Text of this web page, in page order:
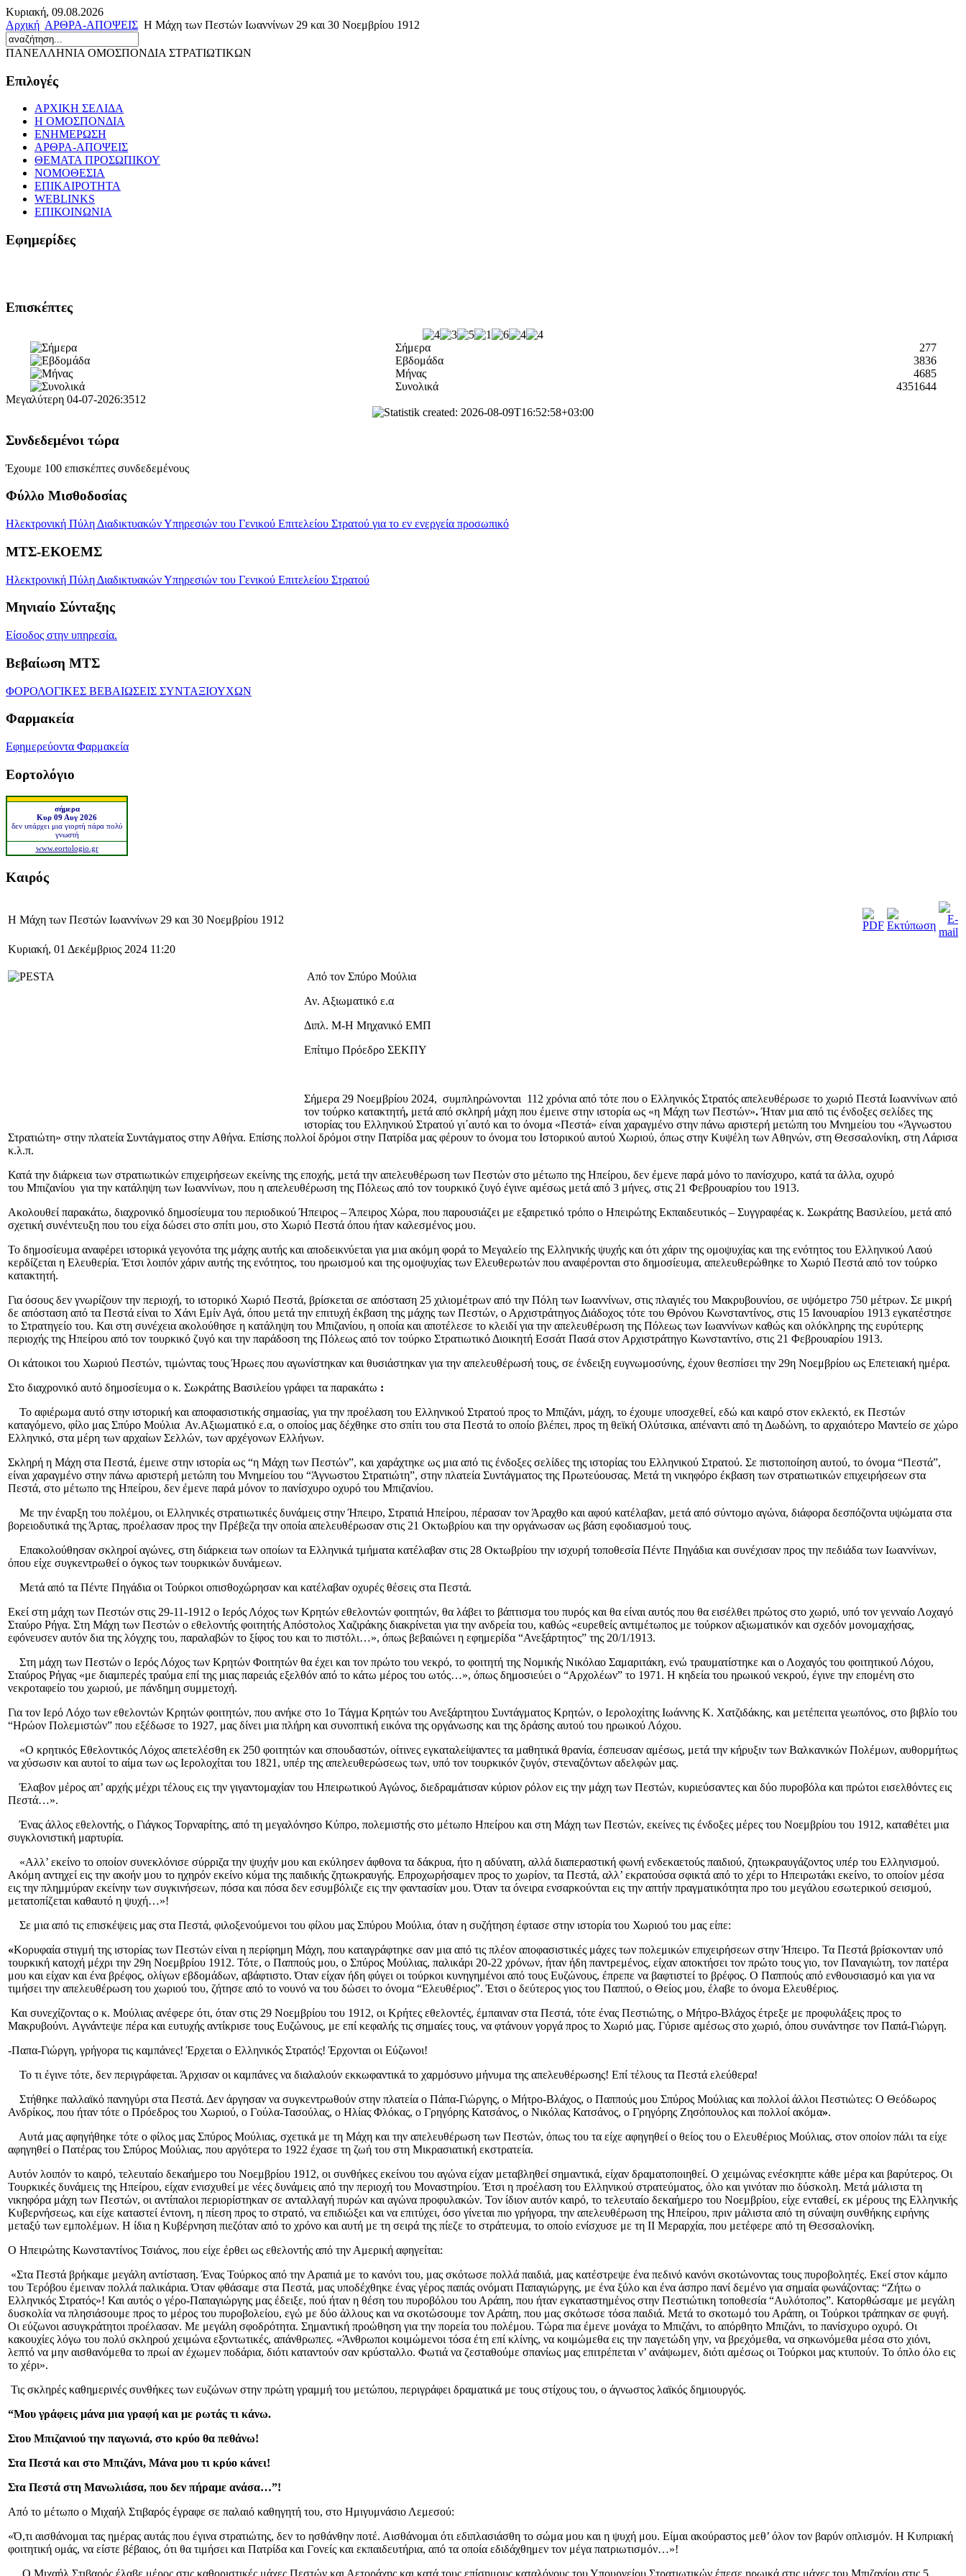
Κυριακή, 09.08.2026
Αρχική ΑΡΘΡΑ-ΑΠΟΨΕΙΣ Η Μάχη των Πεστών Ιωαννίνων 29 και 30 Νοεμβρίου 1912
ΠΑΝΕΛΛΗΝΙΑ ΟΜΟΣΠΟΝΔΙΑ ΣΤΡΑΤΙΩΤΙΚΩΝ
Επιλογές
ΑΡΧΙΚΗ ΣΕΛΙΔΑ
Η ΟΜΟΣΠΟΝΔΙΑ
ΕΝΗΜΕΡΩΣΗ
ΑΡΘΡΑ-ΑΠΟΨΕΙΣ
ΘΕΜΑΤΑ ΠΡΟΣΩΠΙΚΟΥ
ΝΟΜΟΘΕΣΙΑ
ΕΠΙΚΑΙΡΟΤΗΤΑ
WEBLINKS
ΕΠΙΚΟΙΝΩΝΙΑ
Εφημερίδες
Επισκέπτες
Σήμερα
277
Εβδομάδα
3836
Μήνας
4685
Συνολικά
4351644
Μεγαλύτερη 04-07-2026:3512
Συνδεδεμένοι τώρα
Έχουμε 100 επισκέπτες συνδεδεμένους
Φύλλο Μισθοδοσίας
Ηλεκτρονική Πύλη Διαδικτυακών Υπηρεσιών του Γενικού Επιτελείου Στρατού για το εν ενεργεία προσωπικό
ΜΤΣ-ΕΚΟΕΜΣ
Ηλεκτρονική Πύλη Διαδικτυακών Υπηρεσιών του Γενικού Επιτελείου Στρατού
Μηνιαίο Σύνταξης
Είσοδος στην υπηρεσία.
Βεβαίωση ΜΤΣ
ΦΟΡΟΛΟΓΙΚΕΣ ΒΕΒΑΙΩΣΕΙΣ ΣΥΝΤΑΞΙΟΥΧΩΝ
Φαρμακεία
Εφημερεύοντα Φαρμακεία
Εορτολόγιο
σήμερα
Κυρ 09 Αυγ 2026
δεν υπάρχει μια γιορτή πάρα πολύ
γνωστή
www.eortologio.gr
Καιρός
Η Μάχη των Πεστών Ιωαννίνων 29 και 30 Νοεμβρίου 1912
Κυριακή, 01 Δεκέμβριος 2024 11:20
Από τον Σπύρο Μούλια
Αν. Αξιωματικό ε.α
Διπλ. Μ-Η Μηχανικό ΕΜΠ
Επίτιμο Πρόεδρο ΣΕΚΠΥ
Σήμερα 29 Νοεμβρίου 2024, συμπληρώνονται 112 χρόνια από τότε που ο Ελληνικός Στρατός απελευθέρωσε το χωριό Πεστά Ιωαννίνων από
τον τούρκο κατακτητή, μετά από σκληρή μάχη που έμεινε στην ιστορία ως «η Μάχη των Πεστών».Ήταν μια από τις ένδοξες σελίδες της
ιστορίας του Ελληνικού Στρατού γι΄αυτό και το όνομα «Πεστά» είναι χαραγμένο στην πάνω αριστερή μετώπη του Μνημείου του «Άγνωστου
Στρατιώτη» στην πλατεία Συντάγματος στην Αθήνα. Επίσης πολλοί δρόμοι στην Πατρίδα μας φέρουν το όνομα του Ιστορικού αυτού Χωριού, όπως στην Κυψέλη των Αθηνών, στη Θεσσαλονίκη, στη Λάρισα
κ.λ.π.
Κατά την διάρκεια των στρατιωτικών επιχειρήσεων εκείνης της εποχής, μετά την απελευθέρωση των Πεστών στο μέτωπο της Ηπείρου, δεν έμενε παρά μόνο το πανίσχυρο, κατά τα άλλα, οχυρό
του Μπιζανίου για την κατάληψη των Ιωαννίνων, που η απελευθέρωση της Πόλεως από τον τουρκικό ζυγό έγινε αμέσως μετά από 3 μήνες, στις 21 Φεβρουαρίου του 1913.
Ακολουθεί παρακάτω, διαχρονικό δημοσίευμα του περιοδικού Ήπειρος – Άπειρος Χώρα, που παρουσιάζει με εξαιρετικό τρόπο ο Ηπειρώτης Εκπαιδευτικός – Συγγραφέας κ. Σωκράτης Βασιλείου, μετά από
σχετική συνέντευξη που του είχα δώσει στο σπίτι μου, στο Χωριό Πεστά όπου ήταν καλεσμένος μου.
Το δημοσίευμα αναφέρει ιστορικά γεγονότα της μάχης αυτής και αποδεικνύεται για μια ακόμη φορά το Μεγαλείο της Ελληνικής ψυχής και ότι χάριν της ομοψυχίας και της ενότητος του Ελληνικού Λαού
κερδίζεται η Ελευθερία. Έτσι λοιπόν χάριν αυτής της ενότητος, του ηρωισμού και της ομοψυχίας των Ελευθερωτών που αναφέρονται στο δημοσίευμα, απελευθερώθηκε το Χωριό Πεστά από τον τούρκο
κατακτητή.
Για όσους δεν γνωρίζουν την περιοχή, το ιστορικό Χωριό Πεστά, βρίσκεται σε απόσταση 25 χιλιομέτρων από την Πόλη των Ιωαννίνων, στις πλαγιές του Μακρυβουνίου, σε υψόμετρο 750 μέτρων. Σε μικρή
δε απόσταση από τα Πεστά είναι το Χάνι Εμίν Αγά, όπου μετά την επιτυχή έκβαση της μάχης των Πεστών, ο Αρχιστράτηγος Διάδοχος τότε του Θρόνου Κωνσταντίνος, στις 15 Ιανουαρίου 1913 εγκατέστησε
το Στρατηγείο του. Και στη συνέχεια ακολούθησε η κατάληψη του Μπιζανίου, η οποία και αποτέλεσε το κλειδί για την απελευθέρωση της Πόλεως των Ιωαννίνων καθώς και ολόκληρης της ευρύτερης
περιοχής της Ηπείρου από τον τουρκικό ζυγό και την παράδοση της Πόλεως από τον τούρκο Στρατιωτικό Διοικητή Εσσάτ Πασά στον Αρχιστράτηγο Κωνσταντίνο, στις 21 Φεβρουαρίου 1913.
Οι κάτοικοι του Χωριού Πεστών, τιμώντας τους Ήρωες που αγωνίστηκαν και θυσιάστηκαν για την απελευθέρωσή τους, σε ένδειξη ευγνωμοσύνης, έχουν θεσπίσει την 29η Νοεμβρίου ως Επετειακή ημέρα.
Στο διαχρονικό αυτό δημοσίευμα ο κ. Σωκράτης Βασιλείου γράφει τα παρακάτω :
Το αφιέρωμα αυτό στην ιστορική και αποφασιστικής σημασίας, για την προέλαση του Ελληνικού Στρατού προς το Μπιζάνι, μάχη, το έχουμε υποσχεθεί, εδώ και καιρό στον εκλεκτό, εκ Πεστών
καταγόμενο, φίλο μας Σπύρο Μούλια Αν.Αξιωματικό ε.α, ο οποίος μας δέχθηκε στο σπίτι του στα Πεστά το οποίο βλέπει, προς τη θεϊκή Ολύτσικα, απέναντι από τη Δωδώνη, το αρχαιότερο Μαντείο σε χώρο
Ελληνικό, στα μέρη των αρχαίων Σελλών, των αρχέγονων Ελλήνων.
Σκληρή η Μάχη στα Πεστά, έμεινε στην ιστορία ως “η Μάχη των Πεστών”, και χαράχτηκε ως μια από τις ένδοξες σελίδες της ιστορίας του Ελληνικού Στρατού. Σε πιστοποίηση αυτού, το όνομα “Πεστά”,
είναι χαραγμένο στην πάνω αριστερή μετώπη του Μνημείου του “Άγνωστου Στρατιώτη”, στην πλατεία Συντάγματος της Πρωτεύουσας. Μετά τη νικηφόρο έκβαση των στρατιωτικών επιχειρήσεων στα
Πεστά, στο μέτωπο της Ηπείρου, δεν έμενε παρά μόνον το πανίσχυρο οχυρό του Μπιζανίου.
Με την έναρξη του πολέμου, οι Ελληνικές στρατιωτικές δυνάμεις στην Ήπειρο, Στρατιά Ηπείρου, πέρασαν τον Άραχθο και αφού κατέλαβαν, μετά από σύντομο αγώνα, διάφορα δεσπόζοντα υψώματα στα
βορειοδυτικά της Άρτας, προέλασαν προς την Πρέβεζα την οποία απελευθέρωσαν στις 21 Οκτωβρίου και την οργάνωσαν ως βάση εφοδιασμού τους.
Επακολούθησαν σκληροί αγώνες, στη διάρκεια των οποίων τα Ελληνικά τμήματα κατέλαβαν στις 28 Οκτωβρίου την ισχυρή τοποθεσία Πέντε Πηγάδια και συνέχισαν προς την πεδιάδα των Ιωαννίνων,
όπου είχε συγκεντρωθεί ο όγκος των τουρκικών δυνάμεων.
Μετά από τα Πέντε Πηγάδια οι Τούρκοι οπισθοχώρησαν και κατέλαβαν οχυρές θέσεις στα Πεστά.
Εκεί στη μάχη των Πεστών στις 29-11-1912 ο Ιερός Λόχος των Κρητών εθελοντών φοιτητών, θα λάβει το βάπτισμα του πυρός και θα είναι αυτός που θα εισέλθει πρώτος στο χωριό, υπό τον γενναίο Λοχαγό
Σταύρο Ρήγα. Στη Μάχη των Πεστών ο εθελοντής φοιτητής Απόστολος Χαζιράκης διακρίνεται για την ανδρεία του, καθώς «ευρεθείς αντιμέτωπος με τούρκον αξιωματικόν και σχεδόν μονομαχήσας,
εφόνευσεν αυτόν δια της λόγχης του, παραλαβών το ξίφος του και το πιστόλι…», όπως βεβαιώνει η εφημερίδα “Ανεξάρτητος” της 20/1/1913.
Στη μάχη των Πεστών ο Ιερός Λόχος των Κρητών Φοιτητών θα έχει και τον πρώτο του νεκρό, το φοιτητή της Νομικής Νικόλαο Σαμαριτάκη, ενώ τραυματίστηκε και ο Λοχαγός του φοιτητικού Λόχου,
Σταύρος Ρήγας «με διαμπερές τραύμα επί της μιας παρειάς εξελθόν από το κάτω μέρος του ωτός…», όπως δημοσιεύει ο “Αρχολέων” το 1971. Η κηδεία του ηρωικού νεκρού, έγινε την επομένη στο
νεκροταφείο του χωριού, με πάνδημη συμμετοχή.
Για τον Ιερό Λόχο των εθελοντών Κρητών φοιτητών, που ανήκε στο 1ο Τάγμα Κρητών του Ανεξάρτητου Συντάγματος Κρητών, ο Ιερολοχίτης Ιωάννης Κ. Χατζιδάκης, και μετέπειτα γεωπόνος, στο βιβλίο του
“Ηρώον Πολεμιστών” που εξέδωσε το 1927, μας δίνει μια πλήρη και συνοπτική εικόνα της οργάνωσης και της δράσης αυτού του ηρωικού Λόχου.
«Ο κρητικός Εθελοντικός Λόχος απετελέσθη εκ 250 φοιτητών και σπουδαστών, οίτινες εγκαταλείψαντες τα μαθητικά θρανία, έσπευσαν αμέσως, μετά την κήρυξιν των Βαλκανικών Πολέμων, αυθορμήτως
να χύσωσιν και αυτοί το αίμα των ως Ιερολοχίται του 1821, υπέρ της απελευθερώσεως των, υπό τον τουρκικόν ζυγόν, στεναζόντων αδελφών μας.
Έλαβον μέρος απ’ αρχής μέχρι τέλους εις την γιγαντομαχίαν του Ηπειρωτικού Αγώνος, διεδραμάτισαν κύριον ρόλον εις την μάχη των Πεστών, κυριεύσαντες και δύο πυροβόλα και πρώτοι εισελθόντες εις
Πεστά…».
Ένας άλλος εθελοντής, ο Γιάγκος Τορναρίτης, από τη μεγαλόνησο Κύπρο, πολεμιστής στο μέτωπο Ηπείρου και στη Μάχη των Πεστών, εκείνες τις ένδοξες μέρες του Νοεμβρίου του 1912, καταθέτει μια
συγκλονιστική μαρτυρία.
«Αλλ’ εκείνο το οποίον συνεκλόνισε σύρριζα την ψυχήν μου και εκύλησεν άφθονα τα δάκρυα, ήτο η αδύνατη, αλλά διαπεραστική φωνή ενδεκαετούς παιδιού, ζητωκραυγάζοντος υπέρ του Ελληνισμού.
Ακόμη αντηχεί εις την ακοήν μου το ηχηρόν εκείνο κύμα της παιδικής ζητωκραυγής. Επροχωρήσαμεν προς το χωρίον, τα Πεστά, αλλ’ εκρατούσα σφικτά από το χέρι το Ηπειρωτάκι εκείνο, το οποίον μέσα
εις την πλημμύραν εκείνην των συγκινήσεων, πόσα και πόσα δεν εσυμβόλιζε εις την φαντασίαν μου. Όταν τα όνειρα ενσαρκούνται εις την απτήν πραγματικότητα προ του μεγάλου εσωτερικού σεισμού,
μετατοπίζεται καθαυτό η ψυχή…»!
Σε μια από τις επισκέψεις μας στα Πεστά, φιλοξενούμενοι του φίλου μας Σπύρου Μούλια, όταν η συζήτηση έφτασε στην ιστορία του Χωριού του μας είπε:
«Κορυφαία στιγμή της ιστορίας των Πεστών είναι η περίφημη Μάχη, που καταγράφτηκε σαν μια από τις πλέον αποφασιστικές μάχες των πολεμικών επιχειρήσεων στην Ήπειρο. Τα Πεστά βρίσκονταν υπό
τουρκική κατοχή μέχρι την 29η Νοεμβρίου 1912. Τότε, ο Παππούς μου, ο Σπύρος Μούλιας, παλικάρι 20-22 χρόνων, ήταν ήδη παντρεμένος, είχαν αποκτήσει τον πρώτο τους γιο, τον Παναγιώτη, τον πατέρα
μου και είχαν και ένα βρέφος, ολίγων εβδομάδων, αβάφτιστο. Όταν είχαν ήδη φύγει οι τούρκοι κυνηγημένοι από τους Ευζώνους, έπρεπε να βαφτιστεί το βρέφος. Ο Παππούς από ενθουσιασμό και για να
τιμήσει την απελευθέρωση του χωριού του, ζήτησε από το νουνό να του δώσει το όνομα “Ελευθέριος”. Έτσι ο δεύτερος γιος του Παππού, ο Θείος μου, έλαβε το όνομα Ελευθέριος.
Και συνεχίζοντας ο κ. Μούλιας ανέφερε ότι, όταν στις 29 Νοεμβρίου του 1912, οι Κρήτες εθελοντές, έμπαιναν στα Πεστά, τότε ένας Πεστιώτης, ο Μήτρο-Βλάχος έτρεξε με προφυλάξεις προς το
Μακρυβούνι. Aγνάντεψε πέρα και ευτυχής αντίκρισε τους Ευζώνους, με επί κεφαλής τις σημαίες τους, να φτάνουν γοργά προς το Χωριό μας. Γύρισε αμέσως στο χωριό, όπου συνάντησε τον Παπά-Γιώργη.
-Παπα-Γιώργη, γρήγορα τις καμπάνες! Έρχεται ο Ελληνικός Στρατός! Έρχονται οι Εύζωνοι!
Το τι έγινε τότε, δεν περιγράφεται. Άρχισαν οι καμπάνες να διαλαλούν εκκωφαντικά το χαρμόσυνο μήνυμα της απελευθέρωσης! Επί τέλους τα Πεστά ελεύθερα!
Στήθηκε παλλαϊκό πανηγύρι στα Πεστά. Δεν άργησαν να συγκεντρωθούν στην πλατεία ο Πάπα-Γιώργης, ο Μήτρο-Βλάχος, ο Παππούς μου Σπύρος Μούλιας και πολλοί άλλοι Πεστιώτες: Ο Θεόδωρος
Ανδρίκος, που ήταν τότε ο Πρόεδρος του Χωριού, ο Γούλα-Τασούλας, ο Ηλίας Φλόκας, ο Γρηγόρης Κατσάνος, ο Νικόλας Κατσάνος, ο Γρηγόρης Ζησόπουλος και πολλοί ακόμα».
Αυτά μας αφηγήθηκε τότε ο φίλος μας Σπύρος Μούλιας, σχετικά με τη Μάχη και την απελευθέρωση των Πεστών, όπως του τα είχε αφηγηθεί ο θείος του ο Ελευθέριος Μούλιας, στον οποίον πάλι τα είχε
αφηγηθεί ο Πατέρας του Σπύρος Μούλιας, που αργότερα το 1922 έχασε τη ζωή του στη Μικρασιατική εκστρατεία.
Αυτόν λοιπόν το καιρό, τελευταίο δεκαήμερο του Νοεμβρίου 1912, οι συνθήκες εκείνου του αγώνα είχαν μεταβληθεί σημαντικά, είχαν δραματοποιηθεί. Ο χειμώνας ενέσκηπτε κάθε μέρα και βαρύτερος. Οι
Τουρκικές δυνάμεις της Ηπείρου, είχαν ενισχυθεί με νέες δυνάμεις από την περιοχή του Μοναστηρίου. Έτσι η προέλαση του Ελληνικού στρατεύματος, όλο και γινόταν πιο δύσκολη. Μετά μάλιστα τη
νικηφόρα μάχη των Πεστών, οι αντίπαλοι περιορίστηκαν σε ανταλλαγή πυρών και αγώνα προφυλακών. Τον ίδιον αυτόν καιρό, το τελευταίο δεκαήμερο του Νοεμβρίου, είχε ενταθεί, εκ μέρους της Ελληνικής
Κυβερνήσεως, και είχε καταστεί έντονη, η πίεση προς το στρατό, να επιδιώξει και να επιτύχει, όσο γίνεται πιο γρήγορα, την απελευθέρωση της Ηπείρου, πριν μάλιστα από τη σύναψη συνθήκης ειρήνης
μεταξύ των εμπολέμων. Η ίδια η Κυβέρνηση πιεζόταν από το χρόνο και αυτή με τη σειρά της πίεζε το στράτευμα, το οποίο ενίσχυσε με τη IΙ Μεραρχία, που μετέφερε από τη Θεσσαλονίκη.
Ο Ηπειρώτης Κωνσταντίνος Τσιάνος, που είχε έρθει ως εθελοντής από την Αμερική αφηγείται:
«Στα Πεστά βρήκαμε μεγάλη αντίσταση. Ένας Τούρκος από την Αραπιά με το κανόνι του, μας σκότωσε πολλά παιδιά, μας κατέστρεψε ένα πεδινό κανόνι σκοτώνοντας τους πυροβολητές. Εκεί στον κάμπο
του Τερόβου έμειναν πολλά παλικάρια. Όταν φθάσαμε στα Πεστά, μας υποδέχθηκε ένας γέρος παπάς ονόματι Παπαγιώργης, με ένα ξύλο και ένα άσπρο πανί δεμένο για σημαία φωνάζοντας: “Ζήτω ο
Ελληνικός Στρατός»! Και αυτός ο γέρο-Παπαγιώργης μας έδειξε, πού ήταν η θέση του πυροβόλου του Αράπη, που ήταν εγκαταστημένος στην Πεστιώτικη τοποθεσία “Αυλότοπος”. Κατορθώσαμε με μεγάλη
δυσκολία να πλησιάσουμε προς το μέρος του πυροβολείου, εγώ με δύο άλλους και να σκοτώσουμε τον Αράπη, που μας σκότωσε τόσα παιδιά. Μετά το σκοτωμό του Αράπη, οι Τούρκοι τράπηκαν σε φυγή.
Οι εύζωνοι ασυγκράτητοι προέλασαν. Με μεγάλη σφοδρότητα. Σημαντική προώθηση για την πορεία του πολέμου. Τώρα πια έμενε μονάχα το Μπιζάνι, το απόρθητο Μπιζάνι, το πανίσχυρο οχυρό. Οι
κακουχίες λόγω του πολύ σκληρού χειμώνα εξοντωτικές, απάνθρωπες. «Άνθρωποι κοιμώμενοι τόσα έτη επί κλίνης, να κοιμώμεθα εις την παγετώδη γην, να βρεχόμεθα, να σηκωνόμεθα μέσα στο χιόνι,
λεπτό να μην αισθανόμεθα το πρωί αν έχωμεν ποδάρια, διότι καταντούν σαν κρύσταλλο. Φωτιά να ζεσταθούμε σπανίως μας επιτρέπεται ν’ ανάψωμεν, διότι αμέσως οι Τούρκοι μας κτυπούν. Το όπλο όλο εις
το χέρι».
Τις σκληρές καθημερινές συνθήκες των ευζώνων στην πρώτη γραμμή του μετώπου, περιγράφει δραματικά με τους στίχους του, ο άγνωστος λαϊκός δημιουργός.
“Μου γράφεις μάνα μια γραφή και με ρωτάς τι κάνω.
Στου Μπιζανιού την παγωνιά, στο κρύο θα πεθάνω!
Στα Πεστά και στο Μπιζάνι, Μάνα μου τι κρύο κάνει!
Στα Πεστά στη Μανωλιάσα, που δεν πήραμε ανάσα…”!
Από το μέτωπο ο Μιχαήλ Στιβαρός έγραφε σε παλαιό καθηγητή του, στο Ημιγυμνάσιο Λεμεσού:
«Ό,τι αισθάνομαι τας ημέρας αυτάς που έγινα στρατιώτης, δεν το ησθάνθην ποτέ. Αισθάνομαι ότι εδιπλασιάσθη το σώμα μου και η ψυχή μου. Είμαι ακούραστος μεθ’ όλον τον βαρύν οπλισμόν. Η Κυπριακή
φοιτητική ομάς, να είστε βέβαιος, ότι θα τιμήσει και Πατρίδα και Γονείς και εκπαιδευτήρια, από τα οποία εδιδάχθημεν τον μέγα πατριωτισμόν…»!
Ο Μιχαήλ Στιβαρός έλαβε μέρος στις καθοριστικές μάχες Πεστών και Αετοράχης και κατά τους επίσημους καταλόγους του Υπουργείου Στρατιωτικών έπεσε ηρωικά στις μάχες του Μπιζανίου στις 5